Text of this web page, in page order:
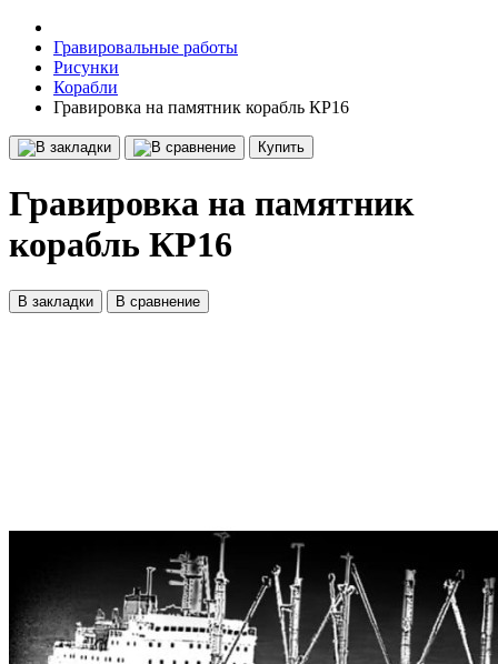
Гравировальные работы
Рисунки
Корабли
Гравировка на памятник корабль КР16
Купить
Гравировка на памятник
корабль КР16
В закладки В сравнение